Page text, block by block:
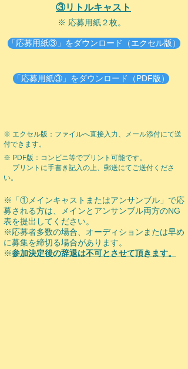
③リトルキャスト
※ 応募用紙２枚。
「応募用紙③」をダウンロード（エクセル版）
「応募用紙③」をダウンロード（PDF版）
※ エクセル版：ファイルへ直接入力、メール添付にて送
付できます。
※ PDF版：コンビニ等でプリント可能です。
プリントに手書き記入の上、 郵送にてご送付くださ
い。
※「①メインキャストまたはアンサンブル」で応
募される方は、
メインとアンサンブル両方のNG
表を提出してください。
※応募者多数の場合、オーディションまたは早め
に募集を締切る場合があります。
​※参加決定後の辞退は不可とさせて頂きます。